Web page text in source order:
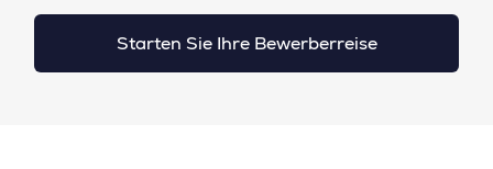
Starten Sie Ihre Bewerberreise